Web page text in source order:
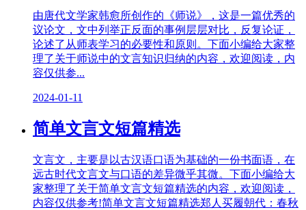
由唐代文学家韩愈所创作的《师说》，这是一篇优秀的
议论文，文中列举正反面的事例层层对比，反复论证，
论述了从师表学习的必要性和原则。下面小编给大家整
理了关于师说中的文言知识归纳的内容，欢迎阅读，内
容仅供参...
2024-01-11
简单文言文短篇精选
文言文，主要是以古汉语口语为基础的一份书面语，在
远古时代文言文与口语的差异微乎其微。下面小编给大
家整理了关于简单文言文短篇精选的内容，欢迎阅读，
内容仅供参考!简单文言文短篇精选郑人买履朝代：春秋